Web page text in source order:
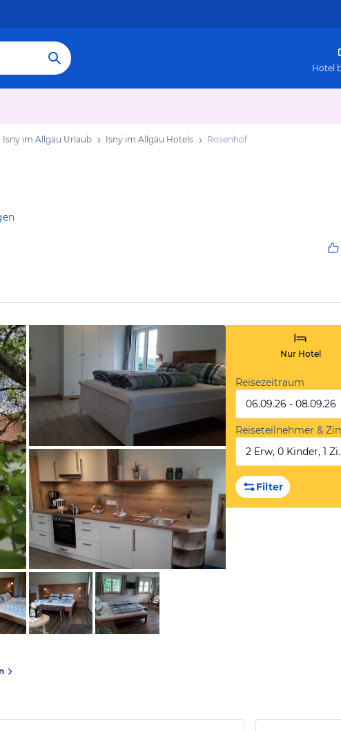
Hotel
Isny im Allgäu Urlaub Isny im Allgäu Hotels Rosenhof
von Booking.com
von Booking.com
Nur Hotel
Reisezeitraum
06.09.26 - 08.09.26
Reiseteilnehmer &
2 Erw, 0 Kinder, 1 Zi.
Filter